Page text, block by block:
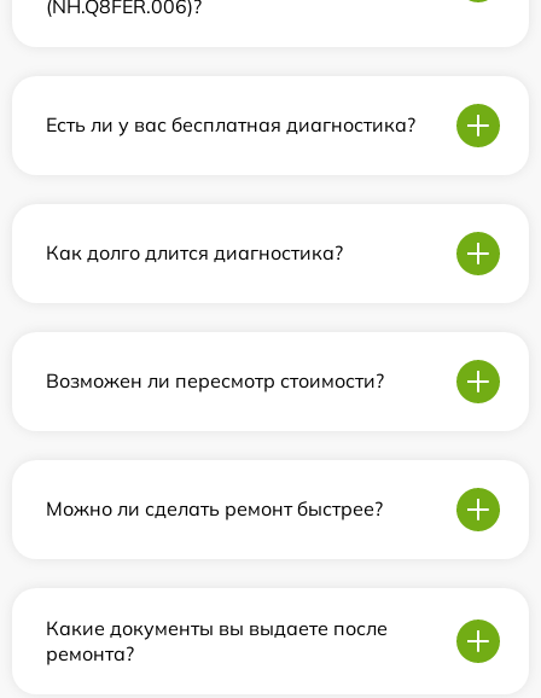
(NH.Q8FER.006)?
Есть ли у вас бесплатная диагностика?
Как долго длится диагностика?
Возможен ли пересмотр стоимости?
Можно ли сделать ремонт быстрее?
Какие документы вы выдаете после
ремонта?